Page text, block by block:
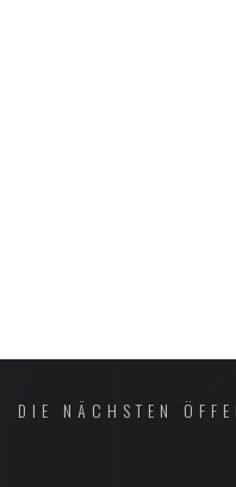
DIE NÄCHSTEN